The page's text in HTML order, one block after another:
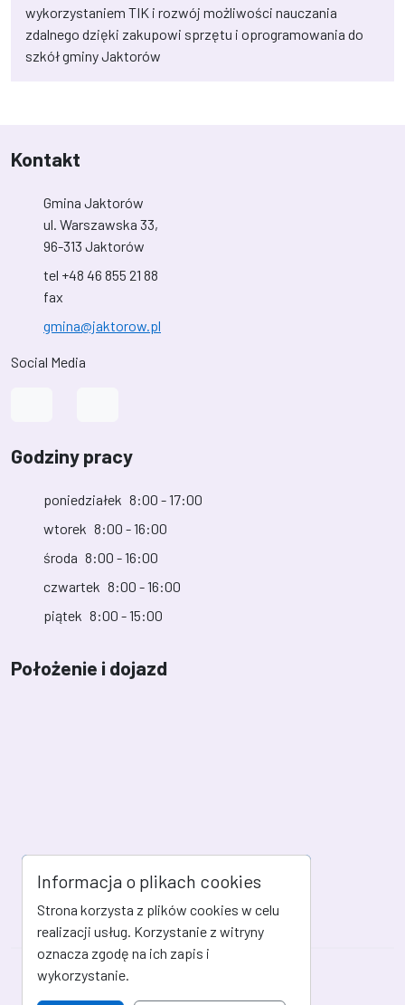
wykorzystaniem TIK i rozwój możliwości nauczania
zdalnego dzięki zakupowi sprzętu i oprogramowania do
szkół gminy Jaktorów
Kontakt
Gmina Jaktorów
ul. Warszawska 33,
96-313 Jaktorów
tel +48 46 855 21 88
fax
gmina@jaktorow.pl
Social Media
Godziny pracy
poniedziałek 8:00 - 17:00
wtorek 8:00 - 16:00
środa 8:00 - 16:00
czwartek 8:00 - 16:00
piątek 8:00 - 15:00
Położenie i dojazd
Informacja o plikach cookies
Strona korzysta z plików cookies w celu
realizacji usług. Korzystanie z witryny
oznacza zgodę na ich zapis i
wykorzystanie.